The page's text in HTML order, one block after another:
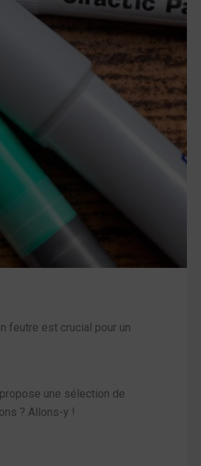
feutre est crucial pour un
une sélection de
? Allons-y !